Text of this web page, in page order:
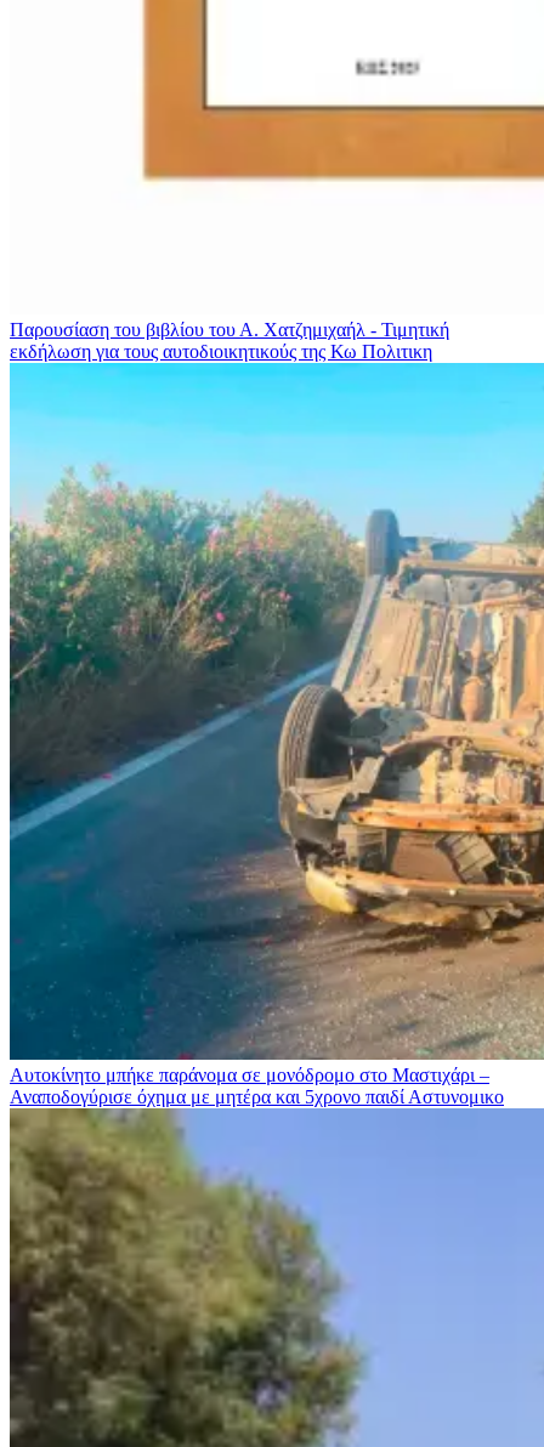
Παρουσίαση του βιβλίου του Α. Χατζημιχαήλ - Τιμητική
εκδήλωση για τους αυτοδιοικητικούς της Κω Πολιτικη
Αυτοκίνητο μπήκε παράνομα σε μονόδρομο στο Μαστιχάρι –
Αναποδογύρισε όχημα με μητέρα και 5χρονο παιδί Αστυνομικο